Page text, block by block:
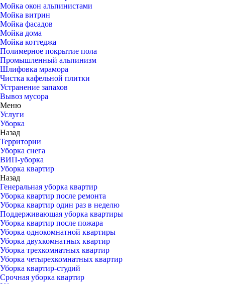
Мойка окон альпинистами
Мойка витрин
Мойка фасадов
Мойка дома
Мойка коттеджа
Полимерное покрытие пола
Промышленный альпинизм
Шлифовка мрамора
Чистка кафельной плитки
Устранение запахов
Вывоз мусора
Меню
Услуги
Уборка
Назад
Территории
Уборка снега
ВИП-уборка
Уборка квартир
Назад
Генеральная уборка квартир
Уборка квартир после ремонта
Уборка квартир один раз в неделю
Поддерживающая уборка квартиры
Уборка квартир после пожара
Уборка однокомнатной квартиры
Уборка двухкомнатных квартир
Уборка трехкомнатных квартир
Уборка четырехкомнатных квартир
Уборка квартир-студий
Срочная уборка квартир